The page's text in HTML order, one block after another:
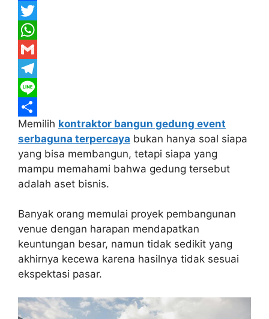
F
a
c
e
b
o
o
k
T
w
t
e
r
W
h
a
s
A
p
p
G
m
a
i
l
T
e
l
e
g
r
m
L
i
n
e
S
h
a
r
Memilih kontraktor bangun gedung event
serbaguna terpercaya bukan hanya soal siapa
yang bisa membangun, tetapi siapa yang
mampu memahami bahwa gedung tersebut
adalah aset bisnis.
Banyak orang memulai proyek pembangunan
venue dengan harapan mendapatkan
keuntungan besar, namun tidak sedikit yang
akhirnya kecewa karena hasilnya tidak sesuai
ekspektasi pasar.